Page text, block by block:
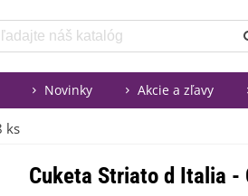
Novinky Akcie a zľavy
ks
Cuketa Striato d Italia -